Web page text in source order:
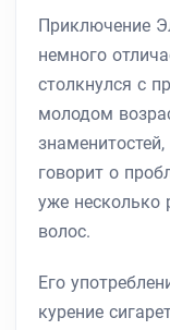
Приключение
немного
столкнулся с
молодом
говорит о
уже несколько
волос.
Его
курение